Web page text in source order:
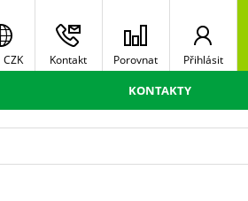
CZK Kontakt Porovnat Přihlásit
KONTAKTY